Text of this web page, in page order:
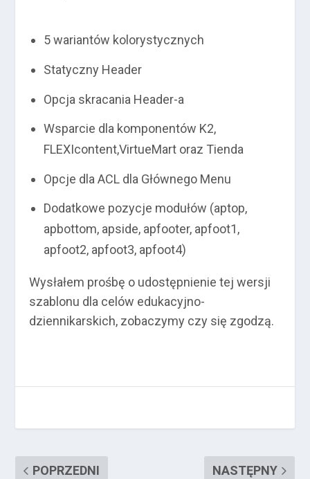
5 wariantów kolorystycznych
Statyczny Header
Opcja skracania Header-a
Wsparcie dla komponentów K2,
FLEXIcontent,VirtueMart oraz Tienda
Opcje dla ACL dla Głównego Menu
Dodatkowe pozycje modułów (aptop,
apbottom, apside, apfooter, apfoot1,
apfoot2, apfoot3, apfoot4)
Wysłałem prośbę o udostępnienie tej wersji
szablonu dla celów edukacyjno-
dziennikarskich, zobaczymy czy się zgodzą.
POPRZEDNI NASTĘPNY